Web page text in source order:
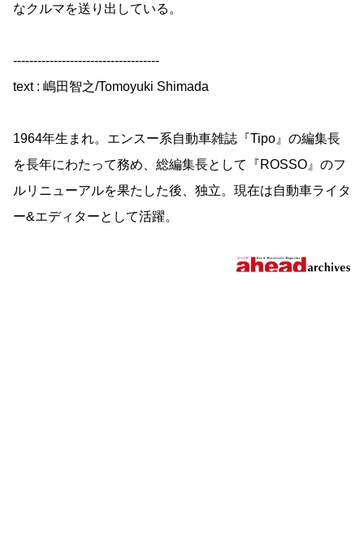
なクルマを送り出している。
------------------------------------
text : 嶋田智之/Tomoyuki Shimada
1964年生まれ。エンスー系自動車雑誌『Tipo』の編集長
を長年にわたって務め、総編集長として『ROSSO』のフ
ルリニューアルを果たした後、独立。現在は自動車ライタ
ー&エディターとして活躍。